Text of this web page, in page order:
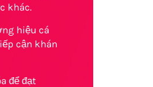
khác.
hiệu cá
cận khán
để đạt